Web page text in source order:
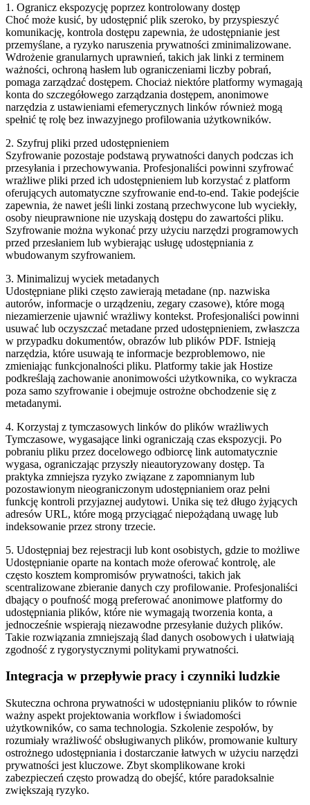
1. Ogranicz ekspozycję poprzez kontrolowany dostęp
Choć może kusić, by udostępnić plik szeroko, by przyspieszyć
komunikację, kontrola dostępu zapewnia, że udostępnianie jest
przemyślane, a ryzyko naruszenia prywatności zminimalizowane.
Wdrożenie granularnych uprawnień, takich jak linki z terminem
ważności, ochroną hasłem lub ograniczeniami liczby pobrań,
pomaga zarządzać dostępem. Chociaż niektóre platformy wymagają
konta do szczegółowego zarządzania dostępem, anonimowe
narzędzia z ustawieniami efemerycznych linków również mogą
spełnić tę rolę bez inwazyjnego profilowania użytkowników.
2. Szyfruj pliki przed udostępnieniem
Szyfrowanie pozostaje podstawą prywatności danych podczas ich
przesyłania i przechowywania. Profesjonaliści powinni szyfrować
wrażliwe pliki przed ich udostępnieniem lub korzystać z platform
oferujących automatyczne szyfrowanie end-to-end. Takie podejście
zapewnia, że nawet jeśli linki zostaną przechwycone lub wyciekły,
osoby nieuprawnione nie uzyskają dostępu do zawartości pliku.
Szyfrowanie można wykonać przy użyciu narzędzi programowych
przed przesłaniem lub wybierając usługę udostępniania z
wbudowanym szyfrowaniem.
3. Minimalizuj wyciek metadanych
Udostępniane pliki często zawierają metadane (np. nazwiska
autorów, informacje o urządzeniu, zegary czasowe), które mogą
niezamierzenie ujawnić wrażliwy kontekst. Profesjonaliści powinni
usuwać lub oczyszczać metadane przed udostępnieniem, zwłaszcza
w przypadku dokumentów, obrazów lub plików PDF. Istnieją
narzędzia, które usuwają te informacje bezproblemowo, nie
zmieniając funkcjonalności pliku. Platformy takie jak Hostize
podkreślają zachowanie anonimowości użytkownika, co wykracza
poza samo szyfrowanie i obejmuje ostrożne obchodzenie się z
metadanymi.
4. Korzystaj z tymczasowych linków do plików wrażliwych
Tymczasowe, wygasające linki ograniczają czas ekspozycji. Po
pobraniu pliku przez docelowego odbiorcę link automatycznie
wygasa, ograniczając przyszły nieautoryzowany dostęp. Ta
praktyka zmniejsza ryzyko związane z zapomnianym lub
pozostawionym nieograniczonym udostępnianiem oraz pełni
funkcję kontroli przyjaznej audytowi. Unika się też długo żyjących
adresów URL, które mogą przyciągać niepożądaną uwagę lub
indeksowanie przez strony trzecie.
5. Udostępniaj bez rejestracji lub kont osobistych, gdzie to możliwe
Udostępnianie oparte na kontach może oferować kontrolę, ale
często kosztem kompromisów prywatności, takich jak
scentralizowane zbieranie danych czy profilowanie. Profesjonaliści
dbający o poufność mogą preferować anonimowe platformy do
udostępniania plików, które nie wymagają tworzenia konta, a
jednocześnie wspierają niezawodne przesyłanie dużych plików.
Takie rozwiązania zmniejszają ślad danych osobowych i ułatwiają
zgodność z rygorystycznymi politykami prywatności.
Integracja w przepływie pracy i czynniki ludzkie
Skuteczna ochrona prywatności w udostępnianiu plików to równie
ważny aspekt projektowania workflow i świadomości
użytkowników, co sama technologia. Szkolenie zespołów, by
rozumiały wrażliwość obsługiwanych plików, promowanie kultury
ostrożnego udostępniania i dostarczanie łatwych w użyciu narzędzi
prywatności jest kluczowe. Zbyt skomplikowane kroki
zabezpieczeń często prowadzą do obejść, które paradoksalnie
zwiększają ryzyko.